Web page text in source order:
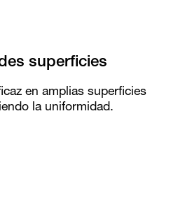
superficies
en amplias superficies
la uniformidad.